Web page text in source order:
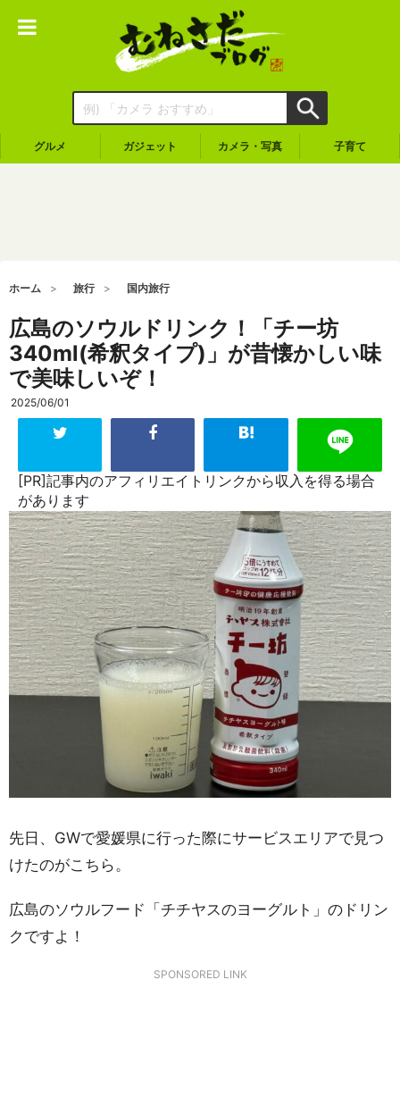
グルメ ガジェット カメラ・写真 子育て
ホーム 旅行 国内旅行
広島のソウルドリンク！「チー坊
340ml(希釈タイプ)」が昔懐かしい味
で美味しいぞ！
2025/06/01
[PR]記事内のアフィリエイトリンクから収入を得る場合
があります
先日、GWで愛媛県に行った際にサービスエリアで見つ
けたのがこちら。
広島のソウルフード「チチヤスのヨーグルト」のドリン
クですよ！
SPONSORED LINK